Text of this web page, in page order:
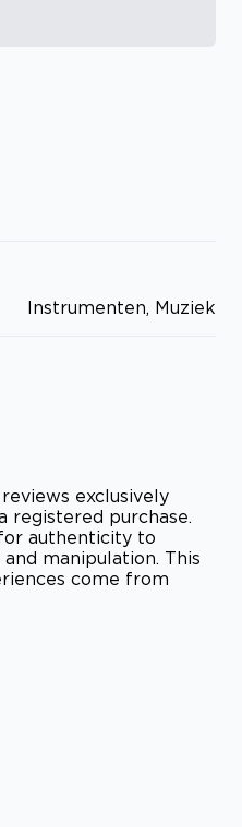
Instrumenten, Muziek
exclusively
registered purchase.
authenticity to
manipulation. This
come from